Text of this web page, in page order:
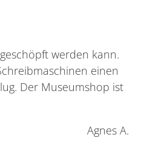
werden kann.
einen
Der Museumshop ist
Agnes A.